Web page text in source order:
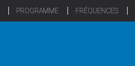
PROGRAMME FRÉQUENCES